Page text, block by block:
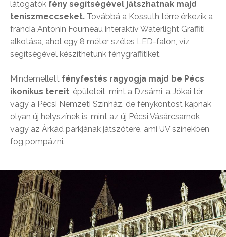
látogatók fény segítségével játszhatnak majd
teniszmeccseket. Továbbá a Kossuth térre érkezik a
francia Antonin Fourneau interaktív Waterlight Graffiti
alkotása, ahol egy 8 méter széles LED-falon, víz
segítségével készíthetünk fénygraffitiket.
Mindemellett fényfestés ragyogja majd be Pécs
ikonikus tereit, épületeit, mint a Dzsámi, a Jókai tér
vagy a Pécsi Nemzeti Színház, de fényköntöst kapnak
olyan új helyszínek is, mint az új Pécsi Vásárcsarnok
vagy az Árkád parkjának játszótere, ami UV színekben
fog pompázni.